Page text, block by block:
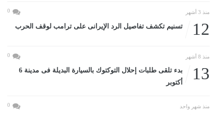
منذ 3 أشهر 0
12 تسنيم تكشف تفاصيل الرد الإيرانى على ترامب لوقف الحرب
منذ 8 أشهر 0
13
بدء تلقى طلبات إحلال التوكتوك بالسيارة البديلة فى مدينة 6
أكتوبر
منذ شهر واحد 0